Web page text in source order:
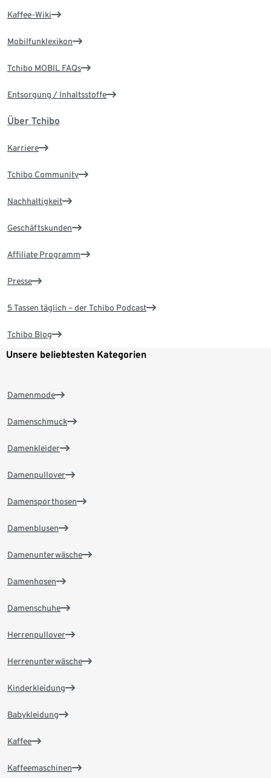
Kaffee-Wiki
Mobilfunklexikon
Tchibo MOBIL FAQs
Entsorgung / Inhaltsstoffe
Über Tchibo
Karriere
Tchibo Community
Nachhaltigkeit
Geschäftskunden
Affiliate Programm
Presse
5 Tassen täglich – der Tchibo Podcast
Tchibo Blog
Unsere beliebtesten Kategorien
Damenmode
Damenschmuck
Damenkleider
Damenpullover
Damensporthosen
Damenblusen
Damenunterwäsche
Damenhosen
Damenschuhe
Herrenpullover
Herrenunterwäsche
Kinderkleidung
Babykleidung
Kaffee
Kaffeemaschinen